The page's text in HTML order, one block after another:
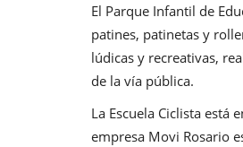
El Parque Infantil de
patines, patinetas y
lúdicas y recreativas,
de la vía pública.
La Escuela Ciclista está
empresa Movi Rosario